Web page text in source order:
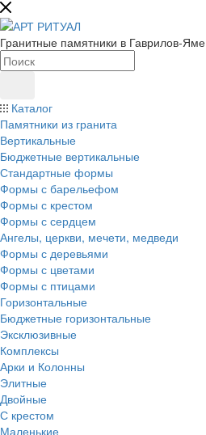
Гранитные памятники в Гаврилов-Яме
Каталог
Памятники из гранита
Вертикальные
Бюджетные вертикальные
Стандартные формы
Формы с барельефом
Формы с крестом
Формы с сердцем
Ангелы, церкви, мечети, медведи
Формы с деревьями
Формы с цветами
Формы с птицами
Горизонтальные
Бюджетные горизонтальные
Эксклюзивные
Комплексы
Арки и Колонны
Элитные
Двойные
С крестом
Маленькие